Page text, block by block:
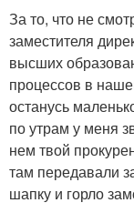
За то, что не
заместителя
высших
процессов в
останусь
по утрам у меня
нем твой
там передавали
шапку и горло